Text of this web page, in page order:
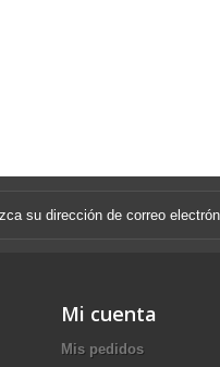
Mi cuenta
Mis pedidos